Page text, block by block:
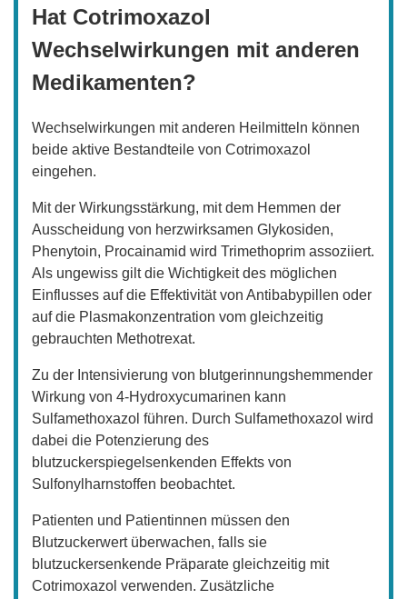
Hat Cotrimoxazol
Wechselwirkungen mit anderen
Medikamenten?
Wechselwirkungen mit anderen Heilmitteln können
beide aktive Bestandteile von Cotrimoxazol
eingehen.
Mit der Wirkungsstärkung, mit dem Hemmen der
Ausscheidung von herzwirksamen Glykosiden,
Phenytoin, Procainamid wird Trimethoprim assoziiert.
Als ungewiss gilt die Wichtigkeit des möglichen
Einflusses auf die Effektivität von Antibabypillen oder
auf die Plasmakonzentration vom gleichzeitig
gebrauchten Methotrexat.
Zu der Intensivierung von blutgerinnungshemmender
Wirkung von 4-Hydroxycumarinen kann
Sulfamethoxazol führen. Durch Sulfamethoxazol wird
dabei die Potenzierung des
blutzuckerspiegelsenkenden Effekts von
Sulfonylharnstoffen beobachtet.
Patienten und Patientinnen müssen den
Blutzuckerwert überwachen, falls sie
blutzuckersenkende Präparate gleichzeitig mit
Cotrimoxazol verwenden. Zusätzliche